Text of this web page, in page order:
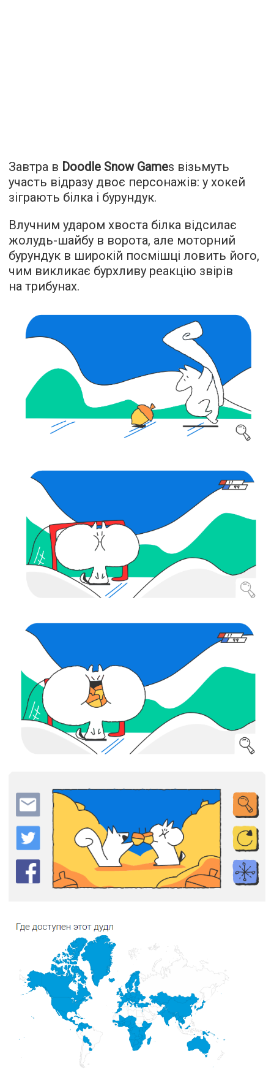
Завтра в Doodle Snow Games візьмуть
участь відразу двоє персонажів: у хокей
зіграють білка і бурундук.
Влучним ударом хвоста білка відсилає
жолудь-шайбу в ворота, але моторний
бурундук в широкій посмішці ловить його,
чим викликає бурхливу реакцію звірів
на трибунах.